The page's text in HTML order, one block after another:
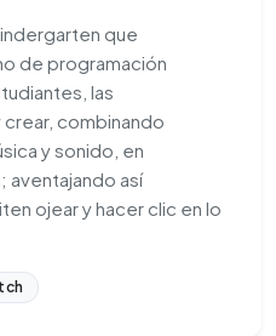
que
de programación
las
combinando
y sonido, en
aventajando así
ojear y hacer clic en lo